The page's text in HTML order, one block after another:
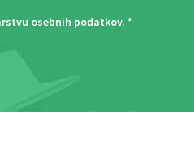
osebnih podatkov. *